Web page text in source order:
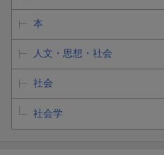
本
人文・思想・社会
社会
社会学